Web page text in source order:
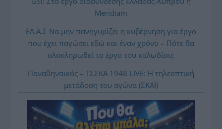
Meridiam
ΕΛ.Α.Σ Να μην πανηγυρίζει η κυβέρνηση για έργο
που έχει παγώσει εδώ και έναν χρόνο – Πότε θα
ολοκληρωθεί το έργο του καλωδίου;
Παναθηναϊκός – ΤΣΣΚΑ 1948 LIVE: Η τηλεοπτική
μετάδοση του αγώνα (ΣΚΑΪ)